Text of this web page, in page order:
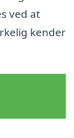
ved at
kender